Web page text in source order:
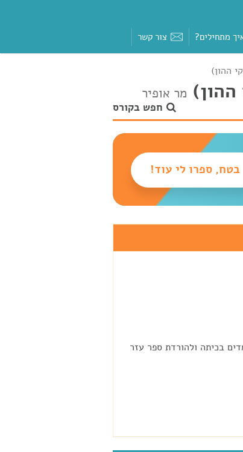
מתחילים? צור קשר
ההון)
מר אופיר
חפש בקורס
בטח, ספרו לי עוד!
בכיתה ולהורדת ספר עזר